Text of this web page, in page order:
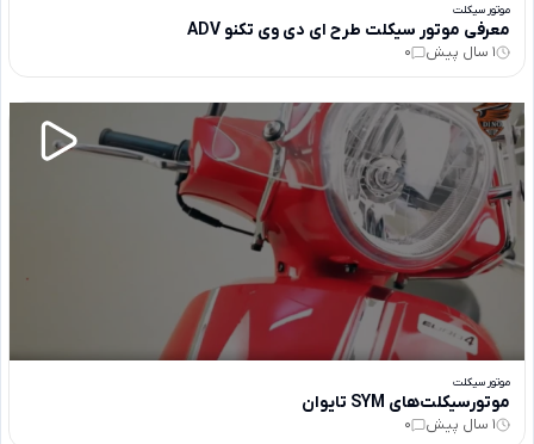
موتور سیکلت
معرفی موتور سیکلت طرح ای دی وی تکنو ADV
1 سال پیش 0
موتور سیکلت
موتورسیکلت‌های SYM تایوان
1 سال پیش 0